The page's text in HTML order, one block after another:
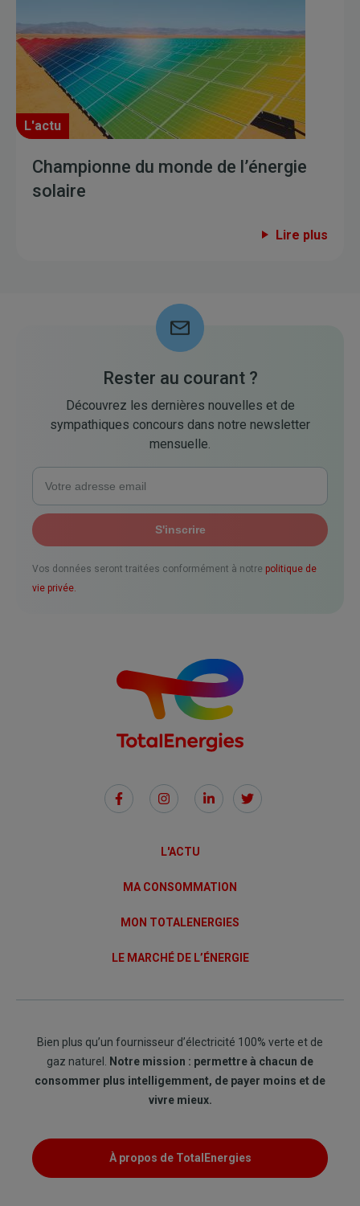
L'actu
Championne du monde de l’énergie
solaire
Lire plus
Rester au courant ?
Découvrez les dernières nouvelles et de
sympathiques concours dans notre newsletter
mensuelle.
Vos données seront traitées conformément à notre politique de
vie privée.
Social
Links
L'ACTU
MA CONSOMMATION
MON TOTALENERGIES
LE MARCHÉ DE L’ÉNERGIE
Bien plus qu’un fournisseur d’électricité 100% verte et de
gaz naturel.
Notre mission : permettre à chacun de
consommer plus intelligemment, de payer moins et de
vivre mieux.
À propos de TotalEnergies